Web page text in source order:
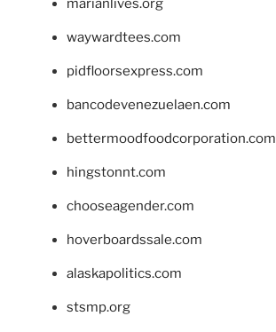
marianlives.org
waywardtees.com
pidfloorsexpress.com
bancodevenezuelaen.com
bettermoodfoodcorporation.com
hingstonnt.com
chooseagender.com
hoverboardssale.com
alaskapolitics.com
stsmp.org